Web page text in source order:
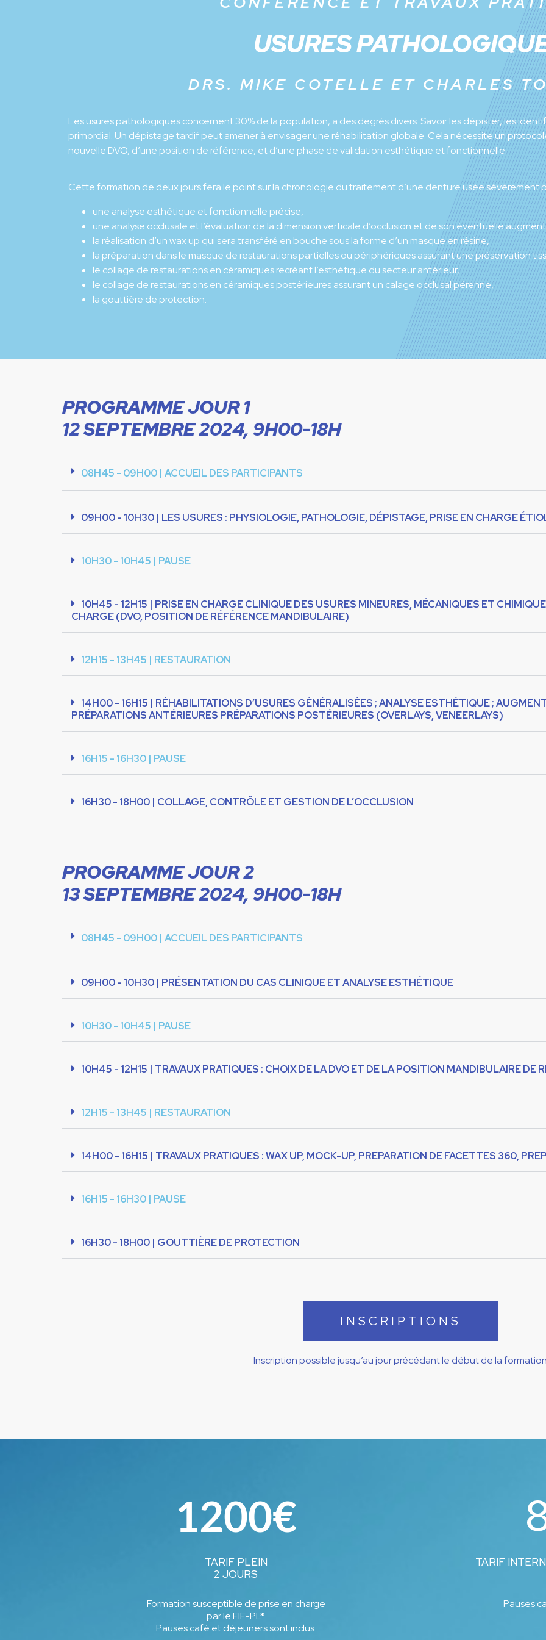
USURES
DRS. MIKE COTELLE ET CHARLES
Les usures pathologiques concernent 30% de la population, a des degrés divers. Savoir les dépister, les
primordial. Un dépistage tardif peut amener à envisager une réhabilitation globale. Cela nécessite un
nouvelle DVO, d’une position de référence, et d’une phase de validation esthétique et fonctionnelle.
Cette formation de deux jours fera le point sur la chronologie du traitement d’une denture usée sévèrement
une analyse esthétique et fonctionnelle précise,
une analyse occlusale et l’évaluation de la dimension verticale d’occlusion et de son éventuelle
la réalisation d’un wax up qui sera transféré en bouche sous la forme d’un masque en résine,
la préparation dans le masque de restaurations partielles ou périphériques assurant une préservation
le collage de restaurations en céramiques recréant l’esthétique du secteur antérieur,
le collage de restaurations en céramiques postérieures assurant un calage occlusal pérenne,
la gouttière de protection.
PROGRAMME JOUR 1
12 SEPTEMBRE 2024, 9H00-18H
08H45 - 09H00 | ACCUEIL DES PARTICIPANTS
09H00 - 10H30 | LES USURES : PHYSIOLOGIE, PATHOLOGIE, DÉPISTAGE, PRISE EN CHARGE
10H30 - 10H45 | PAUSE
10H45 - 12H15 | PRISE EN CHARGE CLINIQUE DES USURES MINEURES, MÉCANIQUES ET
CHARGE (DVO, POSITION DE RÉFÉRENCE MANDIBULAIRE)
12H15 - 13H45 | RESTAURATION
14H00 - 16H15 | RÉHABILITATIONS D’USURES GÉNÉRALISÉES ; ANALYSE ESTHÉTIQUE ;
PRÉPARATIONS ANTÉRIEURES PRÉPARATIONS POSTÉRIEURES (OVERLAYS, VENEERLAYS)
16H15 - 16H30 | PAUSE
16H30 - 18H00 | COLLAGE, CONTRÔLE ET GESTION DE L’OCCLUSION
PROGRAMME JOUR 2
13 SEPTEMBRE 2024, 9H00-18H
08H45 - 09H00 | ACCUEIL DES PARTICIPANTS
09H00 - 10H30 | PRÉSENTATION DU CAS CLINIQUE ET ANALYSE ESTHÉTIQUE
10H30 - 10H45 | PAUSE
10H45 - 12H15 | TRAVAUX PRATIQUES : CHOIX DE LA DVO ET DE LA POSITION MANDIBULAIRE DE
12H15 - 13H45 | RESTAURATION
14H00 - 16H15 | TRAVAUX PRATIQUES : WAX UP, MOCK-UP, PREPARATION DE FACETTES 360,
16H15 - 16H30 | PAUSE
16H30 - 18H00 | GOUTTIÈRE DE PROTECTION
INSCRIPTIONS
Inscription possible jusqu’au jour précédant le début de la formation
1200€
TARIF PLEIN
2 JOURS
Formation susceptible de prise en charge
par le FIF-PL*.
Pauses café et déjeuners sont inclus.
TARIF
Pauses